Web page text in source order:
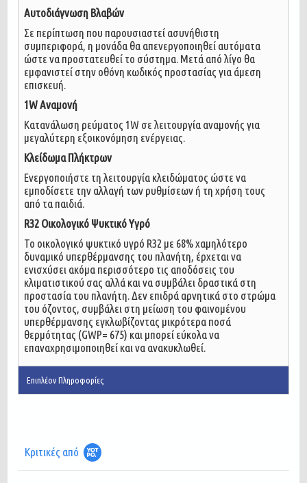
Αυτοδιάγνωση Βλαβών
Σε περίπτωση που παρουσιαστεί ασυνήθιστη
συμπεριφορά, η μονάδα θα απενεργοποιηθεί αυτόματα
ώστε να προστατευθεί το σύστημα. Μετά από λίγο θα
εμφανιστεί στην οθόνη κωδικός προστασίας για άμεση
επισκευή.
1W Αναμονή
Κατανάλωση ρεύματος 1W σε λειτουργία αναμονής για
μεγαλύτερη εξοικονόμηση ενέργειας.
Κλείδωμα Πλήκτρων
Ενεργοποιήστε τη λειτουργία κλειδώματος ώστε να
εμποδίσετε την αλλαγή των ρυθμίσεων ή τη χρήση τους
από τα παιδιά.
R32 Οικολογικό Ψυκτικό Υγρό
Το οικολογικό ψυκτικό υγρό R32 με 68% χαμηλότερο
δυναμικό υπερθέρμανσης του πλανήτη, έρχεται να
ενισχύσει ακόμα περισσότερο τις αποδόσεις του
κλιματιστικού σας αλλά και να συμβάλει δραστικά στη
προστασία του πλανήτη. Δεν επιδρά αρνητικά στο στρώμα
του όζοντος, συμβάλει στη μείωση του φαινομένου
υπερθέρμανσης εγκλωβίζοντας μικρότερα ποσά
θερμότητας (GWP= 675) και μπορεί εύκολα να
επαναχρησιμοποιηθεί και να ανακυκλωθεί.
Επιπλέον Πληροφορίες
Κριτικές από